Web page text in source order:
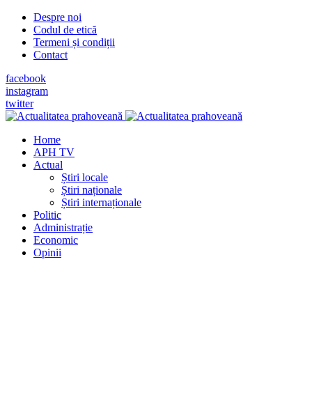
Despre noi
Codul de etică
Termeni și condiții
Contact
facebook
instagram
twitter
Home
APH TV
Actual
Știri locale
Știri naționale
Știri internaționale
Politic
Administrație
Economic
Opinii